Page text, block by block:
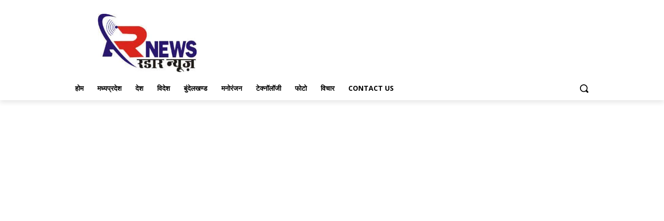
होम मध्यप्रदेश देश विदेश बुंदेलखण्ड मनोरंजन टेक्नॉलॉजी फोटो विचार CONTACT US